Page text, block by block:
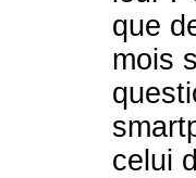
que
mois
celui